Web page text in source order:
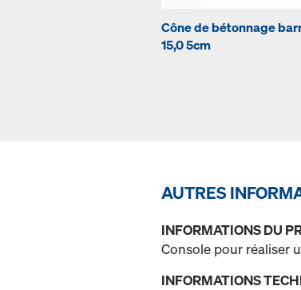
Cône de bétonnage
15,0 5cm
AUTRES
INFORMATIONS DU
Console pour réaliser
INFORMATIONS